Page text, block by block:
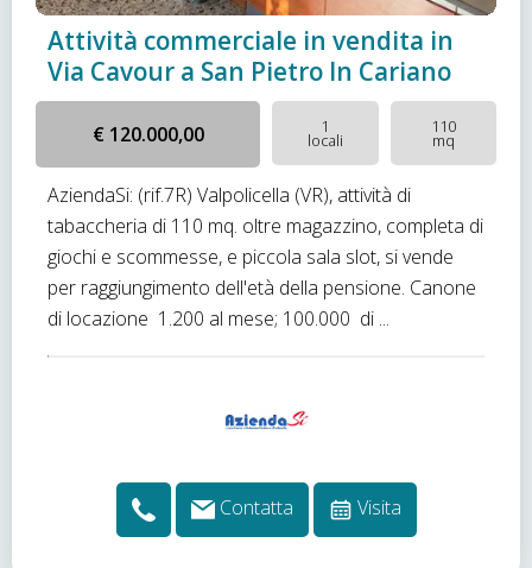
Attività commerciale in vendita in
Via Cavour a San Pietro In Cariano
€ 120.000,00 1
locali
110
mq
AziendaSi: (rif.7R) Valpolicella (VR), attività di
tabaccheria di 110 mq. oltre magazzino, completa di
giochi e scommesse, e piccola sala slot, si vende
per raggiungimento dell'età della pensione. Canone
di locazione  1.200 al mese; 100.000  di ...
Contatta Visita